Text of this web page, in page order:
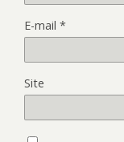
E-mail *
Site